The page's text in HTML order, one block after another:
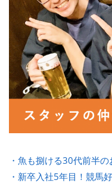
・魚も捌ける30代前半
・新卒入社5年目！競馬